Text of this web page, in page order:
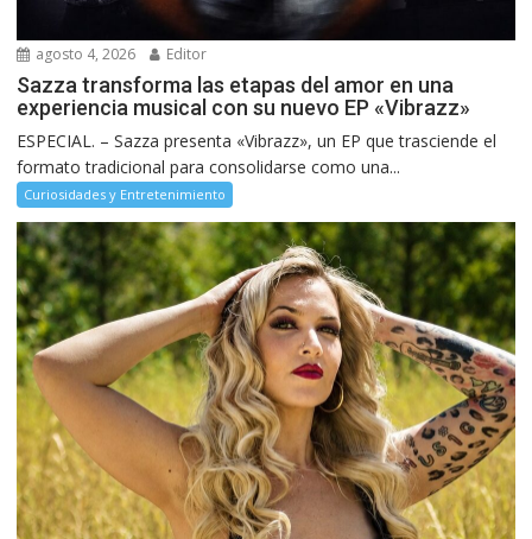
agosto 4, 2026 Editor
Sazza transforma las etapas del amor en una
experiencia musical con su nuevo EP «Vibrazz»
ESPECIAL. – Sazza presenta «Vibrazz», un EP que trasciende el
formato tradicional para consolidarse como una...
Curiosidades y Entretenimiento